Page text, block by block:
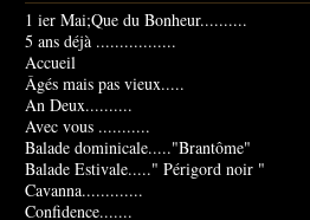
1 ier Mai;Que du Bonheur..........
5 ans déjà .................
Accueil
Âgés mais pas vieux.....
An Deux..........
Avec vous ...........
Balade dominicale....."Brantôme"
Balade Estivale....." Périgord noir "
Cavanna.............
Confidence.......